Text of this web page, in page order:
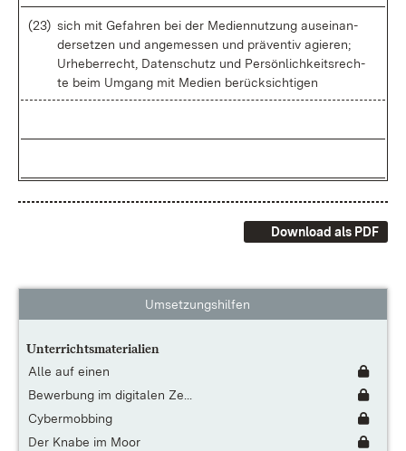
(23) sich mit Ge­fah­ren bei der Me­di­en­nut­zung aus­ein­an­
der­set­zen und an­ge­mes­sen und prä­ven­tiv agie­ren;
Ur­he­ber­recht, Da­ten­schutz und Per­sön­lich­keits­rech­
te beim Um­gang mit Me­di­en be­rück­sich­ti­gen
Download als PDF
Umsetzungshilfen
Unterrichtsmaterialien
Alle auf einen
Bewerbung im digitalen Ze...
Cybermobbing
Der Knabe im Moor